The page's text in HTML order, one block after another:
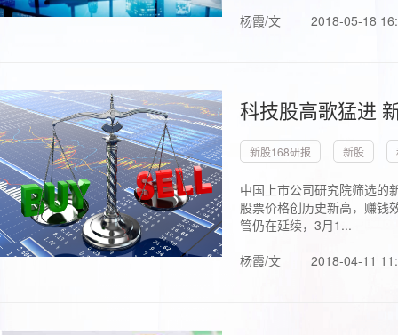
杨霞/文 2018-05-18
科技股高歌猛进
新股168研报 新股
中国上市公司研究院筛选的
股票价格创历史新高，赚钱
管仍在延续，3月1...
杨霞/文
2018-04-11